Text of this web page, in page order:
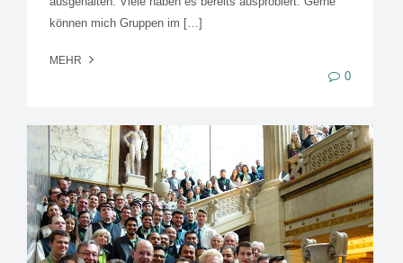
können mich Gruppen im […]
MEHR
0